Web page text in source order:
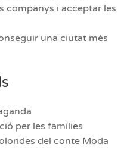
companys i acceptar les
una ciutat més
per les famílies
del conte Moda